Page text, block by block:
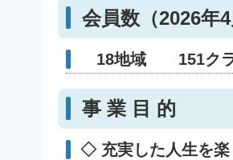
会員数（2026年4
18地域 151クラ
事 業 目 的
◇ 充実した人生を楽